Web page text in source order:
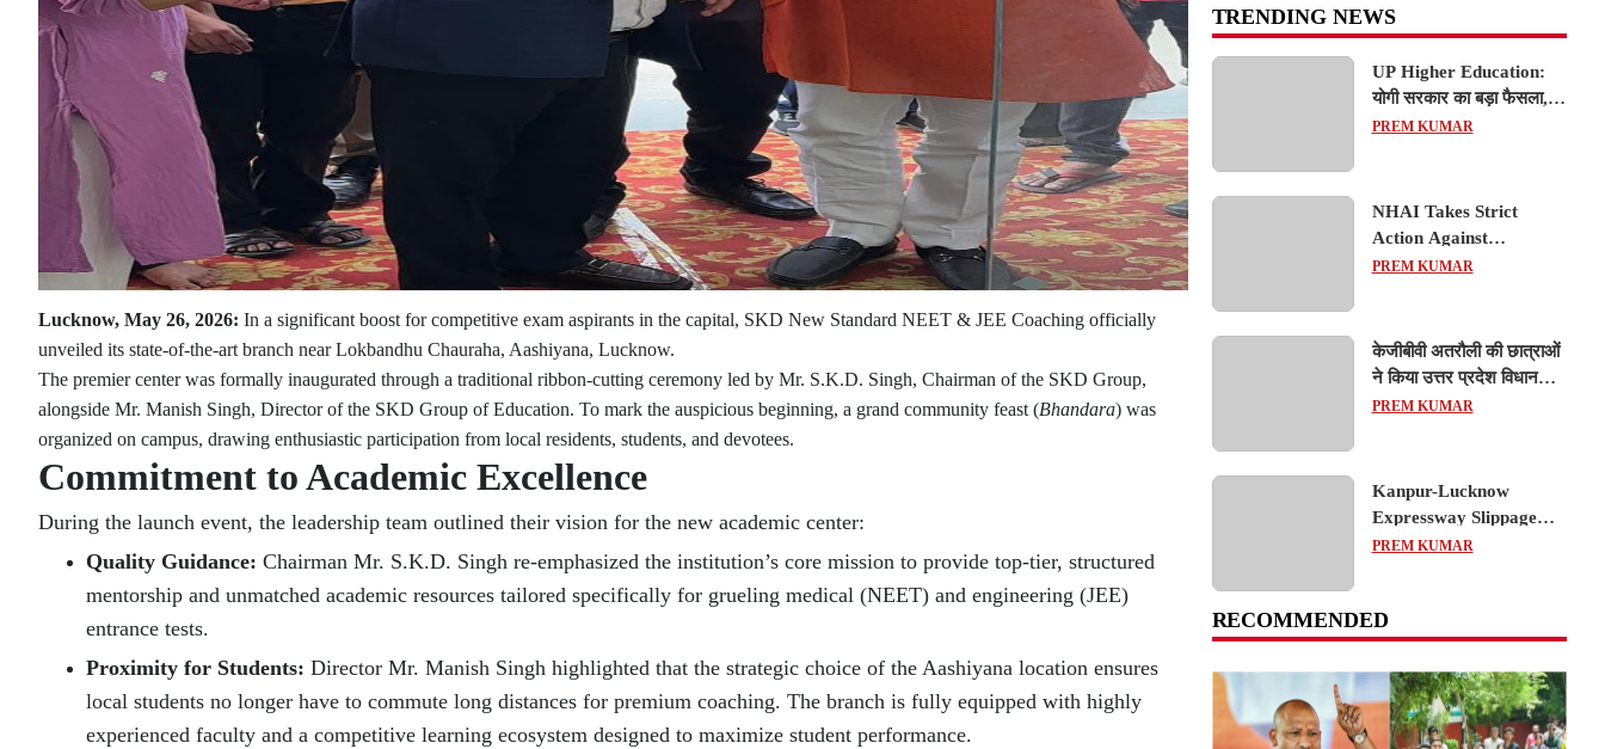
Lucknow, May 26, 2026: In a significant boost for competitive exam aspirants in the capital, SKD New Standard NEET & JEE Coaching officially
unveiled its state-of-the-art branch near Lokbandhu Chauraha, Aashiyana, Lucknow.
The premier center was formally inaugurated through a traditional ribbon-cutting ceremony led by Mr. S.K.D. Singh, Chairman of the SKD Group,
alongside Mr. Manish Singh, Director of the SKD Group of Education. To mark the auspicious beginning, a grand community feast (Bhandara) was
organized on campus, drawing enthusiastic participation from local residents, students, and devotees.
Commitment to Academic Excellence
During the launch event, the leadership team outlined their vision for the new academic center:
Quality Guidance: Chairman Mr. S.K.D. Singh re-emphasized the institution’s core mission to provide top-tier, structured
mentorship and unmatched academic resources tailored specifically for grueling medical (NEET) and engineering (JEE)
entrance tests.
Proximity for Students: Director Mr. Manish Singh highlighted that the strategic choice of the Aashiyana location ensures
local students no longer have to commute long distances for premium coaching. The branch is fully equipped with highly
experienced faculty and a competitive learning ecosystem designed to maximize student performance.
TRENDING NEWS
UP Higher Education:
योगी सरकार का बड़ा फैसला,
यूपी में 3 नए प्राइवेट
PREM KUMAR
NHAI Takes Strict
Action Against
Concessionaire,
Expressway Issues
PREM KUMAR
केजीबीवी अतरौली की छात्राओं
ने किया उत्तर प्रदेश विधानसभा
का शैक्षिक भ्रमण, लोकतांत्रिक
PREM KUMAR
Kanpur-Lucknow
Expressway Slippage
Action: कानपुर-लखनऊ
और कंपनियों पर गिरी गाज,
PREM KUMAR
RECOMMENDED